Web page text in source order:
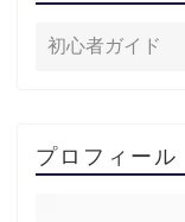
プロフィール